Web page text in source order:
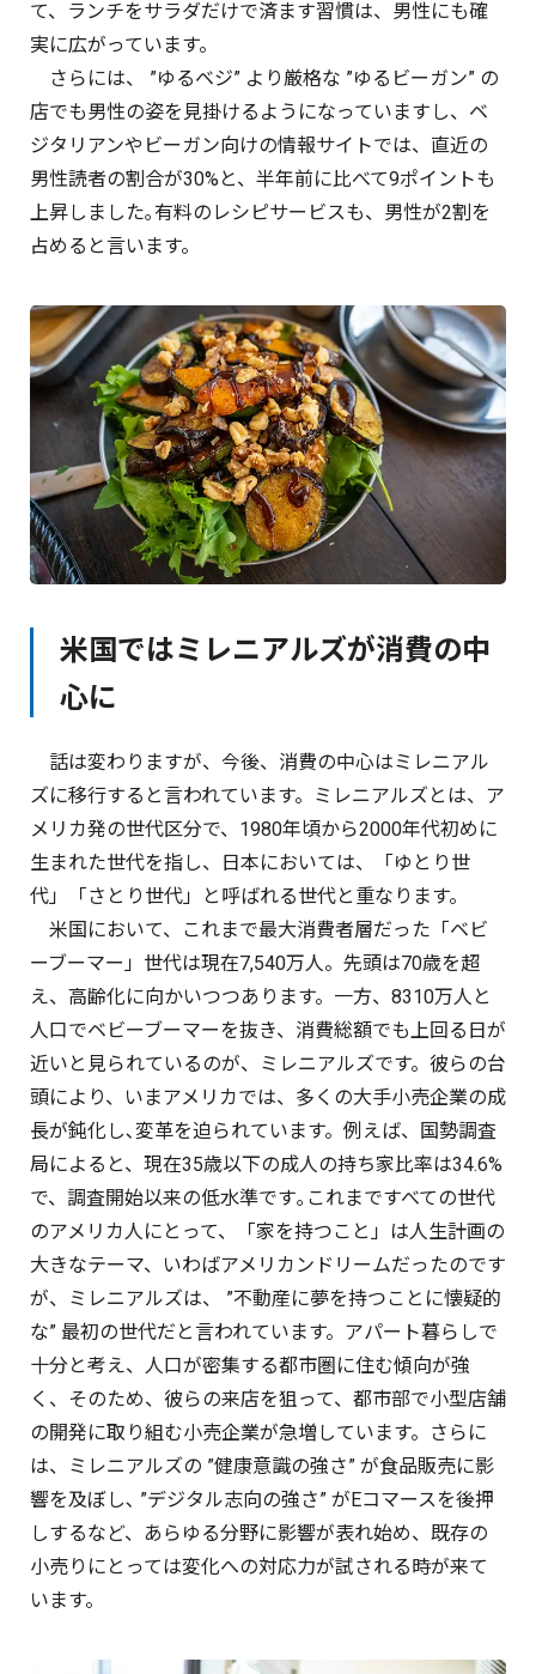
て、ランチをサラダだけで済ます習慣は、男性にも確
実に広がっています。
さらには、 ”ゆるベジ” より厳格な ”ゆるビーガン” の
店でも男性の姿を見掛けるようになっていますし、ベ
ジタリアンやビーガン向けの情報サイトでは、直近の
男性読者の割合が30%と、半年前に比べて9ポイントも
上昇しました｡有料のレシピサービスも、男性が2割を
占めると言います。
米国ではミレニアルズが消費の中
心に
話は変わりますが、今後、消費の中心はミレニアル
ズに移行すると言われています。ミレニアルズとは、ア
メリカ発の世代区分で、1980年頃から2000年代初めに
生まれた世代を指し、日本においては、「ゆとり世
代」「さとり世代」と呼ばれる世代と重なります。
米国において、これまで最大消費者層だった「ベビ
ーブーマー」世代は現在7,540万人。先頭は70歳を超
え、高齢化に向かいつつあります。一方、8310万人と
人口でベビーブーマーを抜き、消費総額でも上回る日が
近いと見られているのが、ミレニアルズです。彼らの台
頭により、いまアメリカでは、多くの大手小売企業の成
長が鈍化し､変革を迫られています。例えば、国勢調査
局によると、現在35歳以下の成人の持ち家比率は34.6%
で、調査開始以来の低水準です｡これまですべての世代
のアメリカ人にとって、「家を持つこと」は人生計画の
大きなテーマ、いわばアメリカンドリームだったのです
が、ミレニアルズは、 ”不動産に夢を持つことに懐疑的
な” 最初の世代だと言われています。アパート暮らしで
十分と考え、人口が密集する都市圏に住む傾向が強
く、そのため、彼らの来店を狙って、都市部で小型店舗
の開発に取り組む小売企業が急増しています。さらに
は、ミレニアルズの ”健康意識の強さ” が食品販売に影
響を及ぼし､ ”デジタル志向の強さ” がEコマースを後押
しするなど、あらゆる分野に影響が表れ始め、既存の
小売りにとっては変化への対応力が試される時が来て
います。